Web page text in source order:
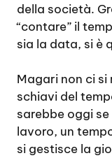
della società.
“contare” il
sia la data, si è
Magari non ci
schiavi del
sarebbe oggi
lavoro, un
si gestisce la